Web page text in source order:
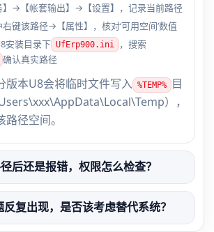
】→【帐套输出】→【设置】，记录当前路径
键该路径→【属性】，核对‘可用空间’数值
安装目录下 UfErp900.ini ，搜索
确认真实路径
版本U8会将临时文件写入 %TEMP%
目
），
径空间。
后还是报错，权限怎么检查？
复出现，是否该考虑替代系统？